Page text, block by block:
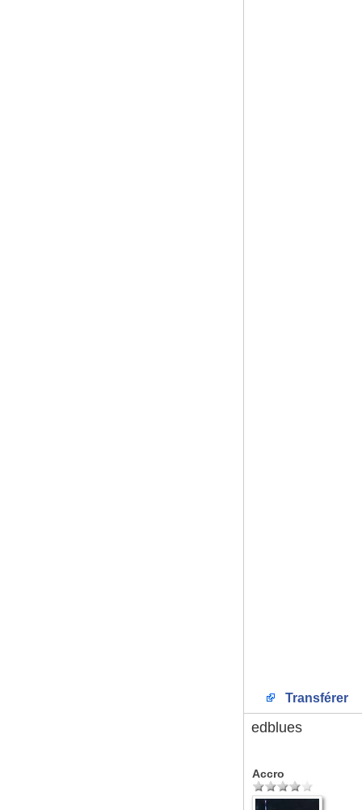
Transférer
edblues
Accro